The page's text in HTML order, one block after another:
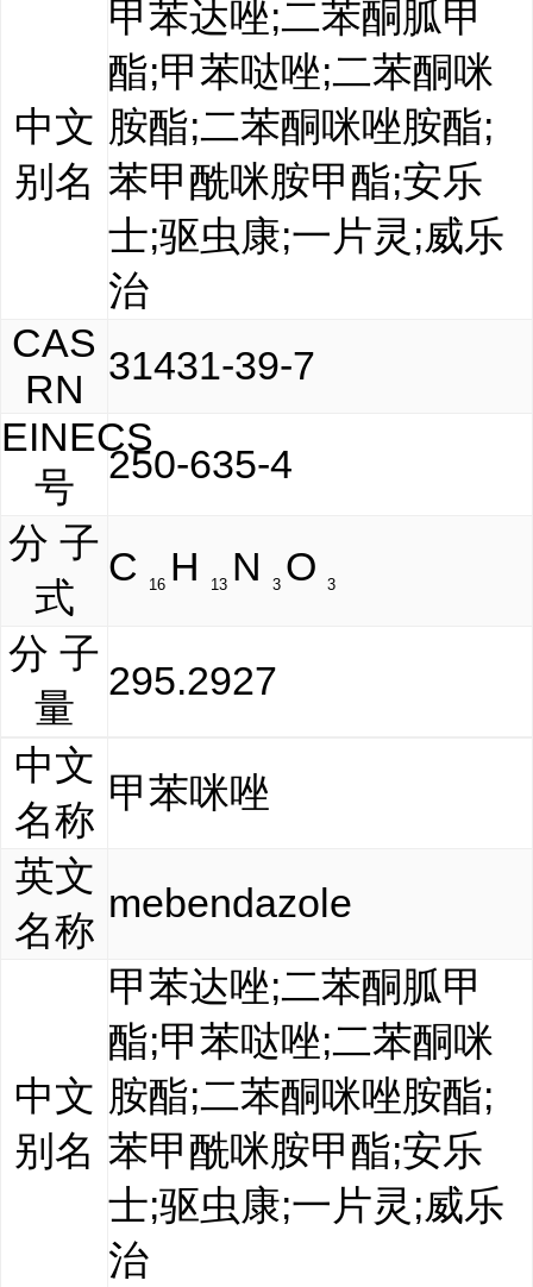
中文
别名
甲苯达唑;二苯酮胍甲
酯;甲苯哒唑;二苯酮咪
胺酯;二苯酮咪唑胺酯;
苯甲酰咪胺甲酯;安乐
士;驱虫康;一片灵;威乐
治
CAS
RN
31431-39-7
EINECS
号
250-635-4
分 子
式
C 16 H 13 N 3 O 3
分 子
量
295.2927
中文
名称
甲苯咪唑
英文
名称
mebendazole
中文
别名
甲苯达唑;二苯酮胍甲
酯;甲苯哒唑;二苯酮咪
胺酯;二苯酮咪唑胺酯;
苯甲酰咪胺甲酯;安乐
士;驱虫康;一片灵;威乐
治